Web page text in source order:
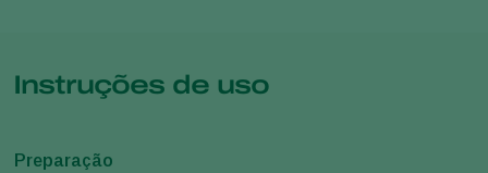
Instruções de uso
Preparação